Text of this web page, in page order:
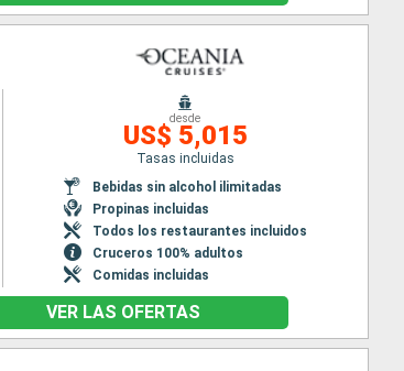
desde
US$ 5,015
Tasas incluidas
Bebidas sin alcohol ilimitadas
Propinas incluidas
Todos los restaurantes incluidos
Cruceros 100% adultos
Comidas incluidas
VER LAS OFERTAS